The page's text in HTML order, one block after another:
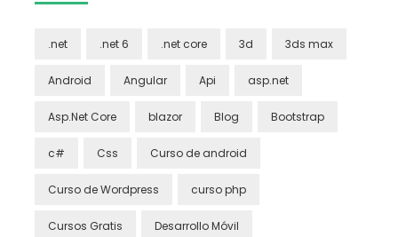
.net .net 6 .net core 3d 3ds max
Android Angular Api asp.net
Asp.Net Core blazor Blog Bootstrap
c# Css Curso de android
Curso de Wordpress curso php
Cursos Gratis Desarrollo Móvil